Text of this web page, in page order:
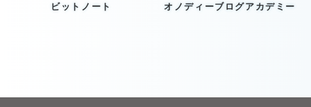
ビットノート オノディーブログアカデミー